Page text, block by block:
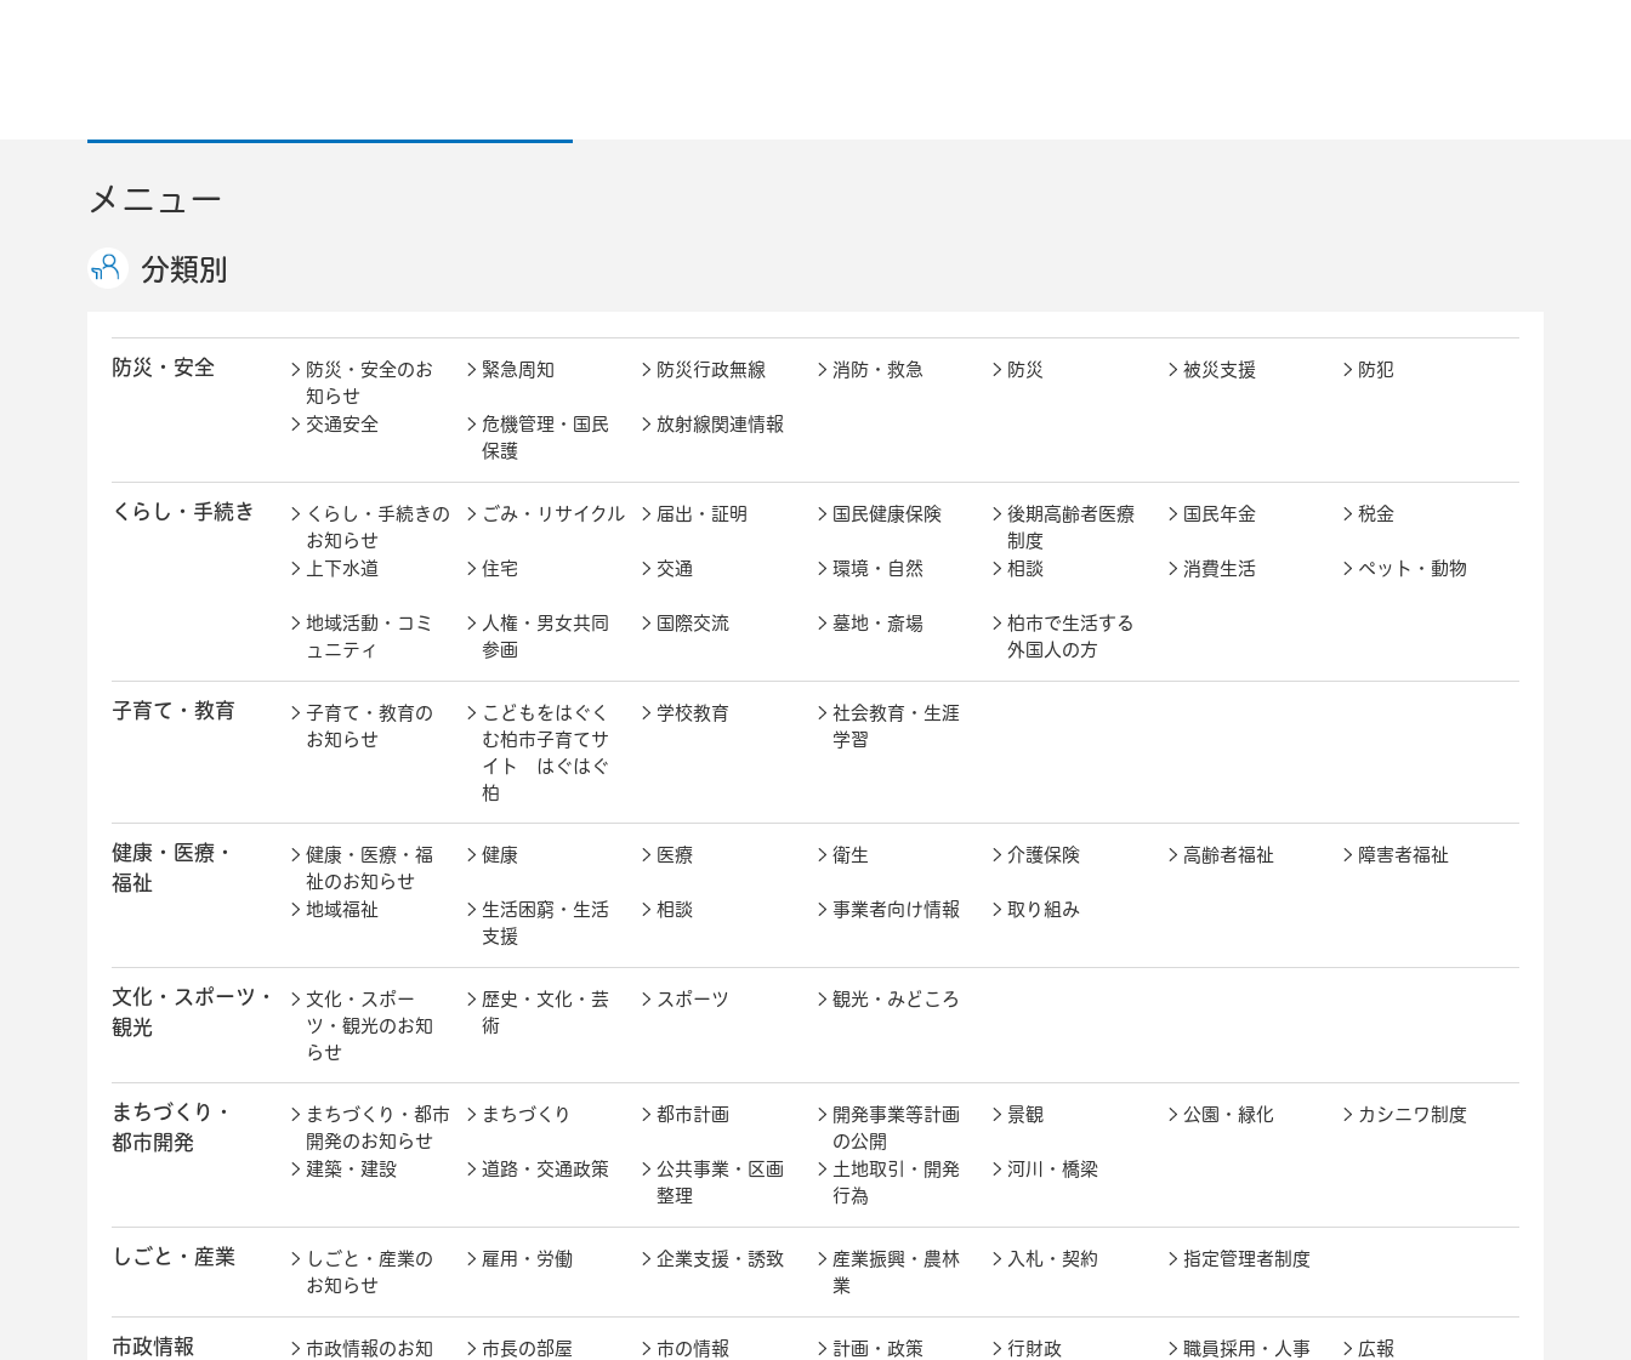
メニュー
分類別
防災・安全
防災・安全のお
知らせ
緊急周知 防災行政無線 消防・救急 防災 被災支援 防犯
交通安全
危機管理・国民
保護
放射線関連情報
くらし・手続き
くらし・手続きの
お知らせ
ごみ・リサイクル 届出・証明 国民健康保険
後期高齢者医療
制度
国民年金 税金
上下水道 住宅 交通 環境・自然 相談 消費生活 ペット・動物
地域活動・コミ
ュニティ
人権・男女共同
参画
国際交流 墓地・斎場
柏市で生活する
外国人の方
子育て・教育
子育て・教育の
お知らせ
こどもをはぐく
む柏市子育てサ
イト はぐはぐ
柏
学校教育
社会教育・生涯
学習
健康・医療・
福祉
健康・医療・福
祉のお知らせ
健康 医療 衛生 介護保険 高齢者福祉 障害者福祉
地域福祉
生活困窮・生活
支援
相談 事業者向け情報 取り組み
文化・スポーツ・
観光
文化・スポー
ツ・観光のお知
らせ
歴史・文化・芸
術
スポーツ 観光・みどころ
まちづくり・
都市開発
まちづくり・都市
開発のお知らせ
まちづくり 都市計画
開発事業等計画
の公開
景観 公園・緑化 カシニワ制度
建築・建設 道路・交通政策
公共事業・区画
整理
土地取引・開発
行為
河川・橋梁
しごと・産業
しごと・産業の
お知らせ
雇用・労働 企業支援・誘致
産業振興・農林
業
入札・契約 指定管理者制度
市政情報
市政情報のお知
市長の部屋 市の情報 計画・政策 行財政 職員採用・人事 広報